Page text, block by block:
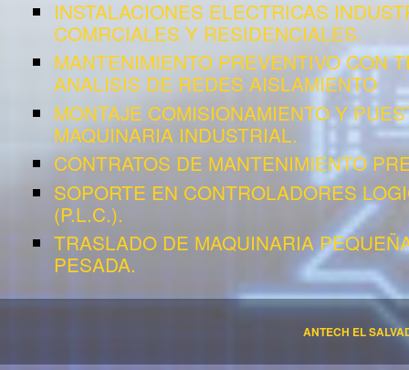
INSTALACIONES ELECTRICAS
COMRCIALES Y RESIDENCIALES.
MANTENIMIENTO PREVENTIVO CON
ANALISIS DE REDES AISLAMIENTO
MONTAJE COMISIONAMIENTO Y
MAQUINARIA INDUSTRIAL.
CONTRATOS DE MANTENIMIENTO
SOPORTE EN CONTROLADORES
(P.L.C.).
TRASLADO DE MAQUINARIA
PESADA.
ANTECH EL